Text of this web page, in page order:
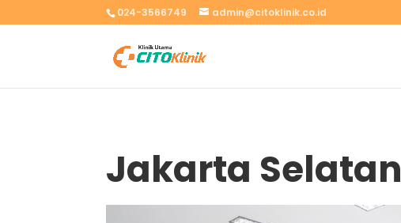
024-3566749 admin@citoklinik.co.id
Jakarta Selatan